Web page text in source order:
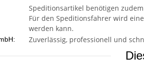
Speditionsartikel benötigen
Für den Speditionsfahrer wird
werden kann.
Zuverlässig, professionell und